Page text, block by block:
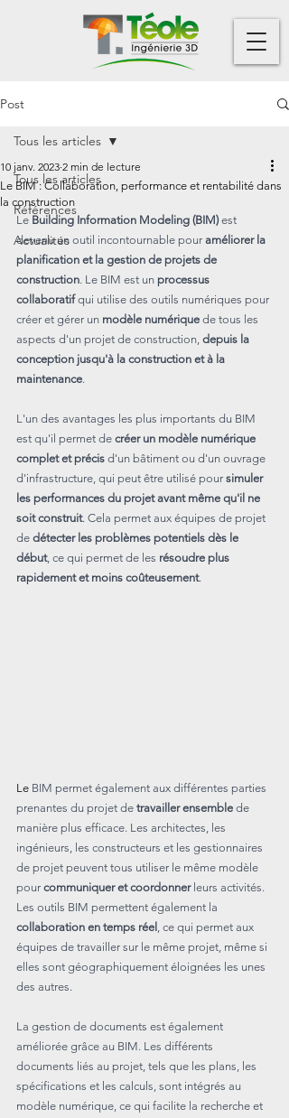
Post
Tous les articles
Références
Actualités
Tous les articles
Le BIM : Collaboration, performance et rentabilité dans
la construction
10 janv. 2023 2 min de lecture
Le Building Information Modeling (BIM) est
devenu un outil incontournable pour améliorer la
planification et la gestion de projets de
construction. Le BIM est un processus
collaboratif qui utilise des outils numériques pour
créer et gérer un modèle numérique de tous les
aspects d'un projet de construction, depuis la
conception jusqu'à la construction et à la
maintenance.
L'un des avantages les plus importants du BIM
est qu'il permet de créer un modèle numérique
complet et précis d'un bâtiment ou d'un ouvrage
d'infrastructure, qui peut être utilisé pour simuler
les performances du projet avant même qu'il ne
soit construit. Cela permet aux équipes de projet
de détecter les problèmes potentiels dès le
début, ce qui permet de les résoudre plus
rapidement et moins coûteusement.
Le BIM permet également aux différentes parties
prenantes du projet de travailler ensemble de
manière plus efficace. Les architectes, les
ingénieurs, les constructeurs et les gestionnaires
de projet peuvent tous utiliser le même modèle
pour communiquer et coordonner leurs activités.
Les outils BIM permettent également la
collaboration en temps réel , ce qui permet aux
équipes de travailler sur le même projet, même si
elles sont géographiquement éloignées les unes
des autres.
La gestion de documents est également
améliorée grâce au BIM. Les différents
documents liés au projet, tels que les plans, les
spécifications et les calculs, sont intégrés au
modèle numérique, ce qui facilite la recherche et